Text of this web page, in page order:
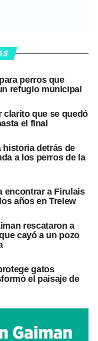
perros que
refugio municipal
clarito que se quedó
el final
historia detrás de
a los perros de la
encontrar a Firulais
años en Trelew
rescataron a
cayó a un pozo
gatos
el paisaje de